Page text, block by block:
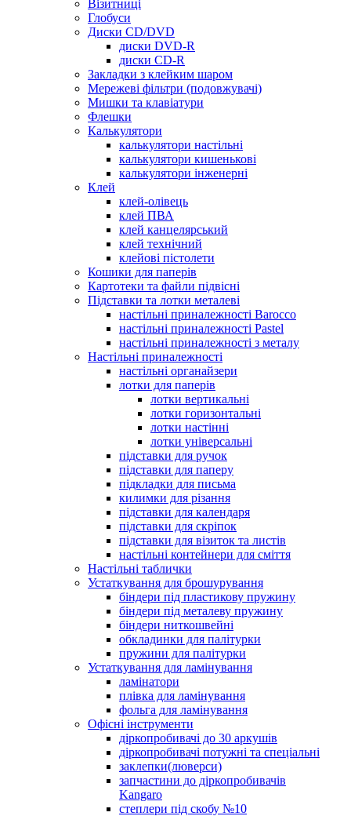
Візитниці
Глобуси
Диски CD/DVD
диски DVD-R
диски CD-R
Закладки з клейким шаром
Мережеві фільтри (подовжувачі)
Мишки та клавіатури
Флешки
Калькулятори
калькулятори настільні
калькулятори кишенькові
калькулятори інженерні
Клей
клей-олівець
клей ПВА
клей канцелярський
клей технічний
клейові пістолети
Кошики для паперів
Картотеки та файли підвісні
Підставки та лотки металеві
настільні приналежності Barocco
настільні приналежності Pastel
настільні приналежності з металу
Настільні приналежності
настільні органайзери
лотки для паперів
лотки вертикальні
лотки горизонтальні
лотки настінні
лотки універсальні
підставки для ручок
підставки для паперу
підкладки для письма
килимки для різання
підставки для календаря
підставки для скріпок
підставки для візиток та листів
настільні контейнери для сміття
Настільні таблички
Устаткування для брошурування
біндери під пластикову пружину
біндери під металеву пружину
біндери ниткошвейні
обкладинки для палітурки
пружини для палітурки
Устаткування для ламінування
ламінатори
плівка для ламінування
фольга для ламінування
Офісні інструменти
діркопробивачі до 30 аркушів
діркопробивачі потужні та спеціальні
заклепки(люверси)
запчастини до діркопробивачів
Kangaro
степлери під скобу №10